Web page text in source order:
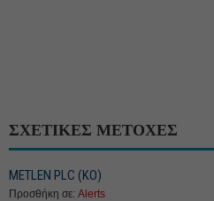
ΣΧΕΤΙΚΕΣ ΜΕΤΟΧΕΣ
METLEN PLC (ΚΟ)
Προσθήκη σε: Alerts